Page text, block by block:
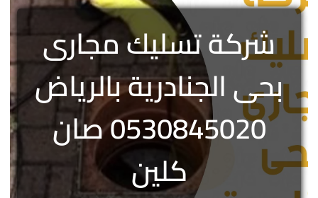
شركة تسليك مجارى
بحى الجنادرية بالرياض
0530845020 صان
كلين